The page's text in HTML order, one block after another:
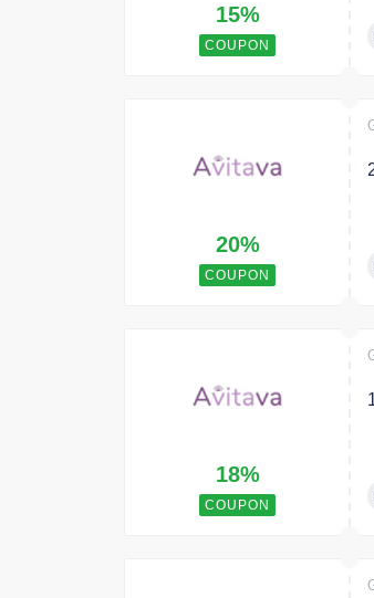
15%
COUPON
20%
COUPON
18%
COUPON